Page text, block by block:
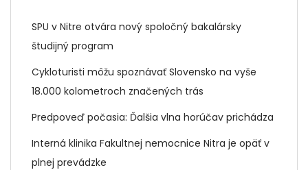
SPU v Nitre otvára nový spoločný bakalársky
študijný program
Cykloturisti môžu spoznávať Slovensko na vyše
18.000 kolometroch značených trás
Predpoveď počasia: Ďalšia vlna horúčav prichádza
Interná klinika Fakultnej nemocnice Nitra je opäť v
plnej prevádzke